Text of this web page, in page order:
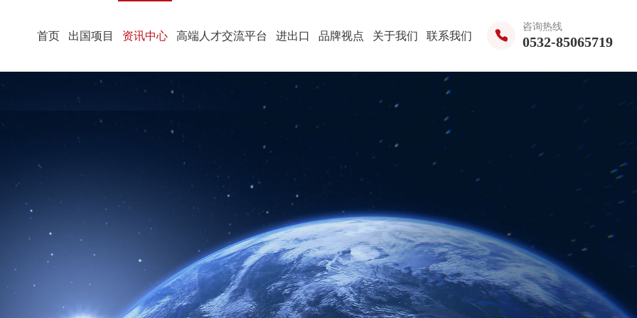
首页 出国项目 资讯中心 高端人才交流平台 进出口 品牌视点 关于我们 联系我们
咨询热线
0532-85065719